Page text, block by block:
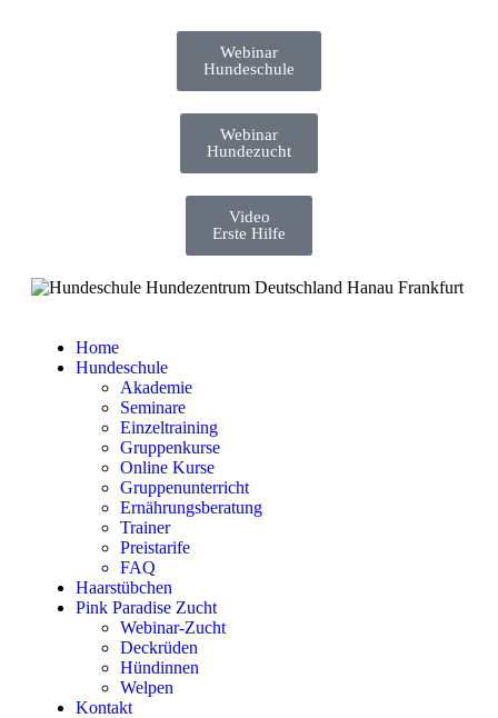
Webinar
Hundeschule
Webinar
Hundezucht
Video
Erste Hilfe
Home
Hundeschule
Akademie
Seminare
Einzeltraining
Gruppenkurse
Online Kurse
Gruppenunterricht
Ernährungsberatung
Trainer
Preistarife
FAQ
Haarstübchen
Pink Paradise Zucht
Webinar-Zucht
Deckrüden
Hündinnen
Welpen
Kontakt